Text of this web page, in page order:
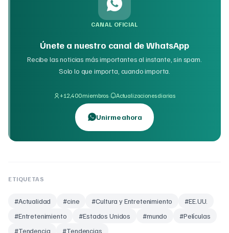
CANAL OFICIAL
Únete a nuestro canal de WhatsApp
Recibe las noticias más importantes al instante, sin spam.
Solo lo que importa, cuando importa.
+12,400 miembros· Actualizaciones diarias
Unirme ahora
ETIQUETAS
#Actualidad #cine #Cultura y Entretenimiento #EE.UU.
#Entretenimiento #Estados Unidos #mundo #Películas
#Tendencia #Tendencias